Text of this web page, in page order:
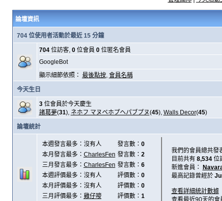
論壇資訊
704 位使用者活動於最近 15 分鐘
704位訪客, 0位會員 0位匿名會員
GoogleBot
顯示細節依照： 最後點按, 會員名稱
今天生日
3位會員於今天慶生
諸葛夢(31), ネホフ マヌベホプヘパブプヌ(45), Walls Decor(45)
論壇統計
本週發言最多：沒有人 發言數： 0
本月發言最多： CharlesFen 發言數： 2
三月發言最多： CharlesFen 發言數： 6
本週評價最多：沒有人
評價數： 0
本月評價最多：沒有人
評價數： 0
三月評價最多： 雞仔嘜 評價數： 1
我們的會員總共發
目前共有 8,534位
新進會員：
最高記錄曾經於
查看詳細統計數據
查看最近90天的會